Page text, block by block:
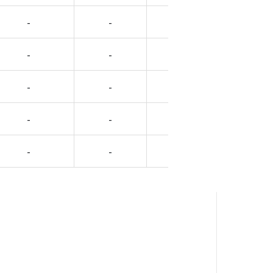
- -
- -
- -
- -
- -